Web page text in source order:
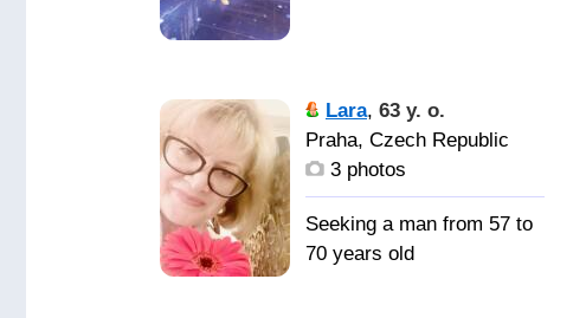
Lara, 63 y. o.
Praha, Czech Republic
3 photos
Seeking a man from 57 to
70 years old